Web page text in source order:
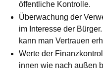
öffentliche Kontrolle.
Überwachung der
im Interes­se der
kann man Vertrauen
Werte der
innen wie nach außen